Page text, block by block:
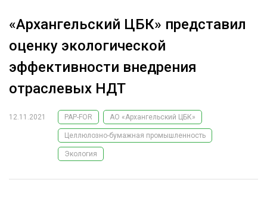
РЕКЛАМОДАТЕЛЯМ
ЛЕСНОЕ ХОЗЯЙСТВО
ЛЕСОЗАГОТОВКА
ОБРАБОТКА ДРЕВЕСИНЫ
ЦИФРОВАЯ СРЕДА
«Архангельский ЦБК» представил
оценку экологической
эффективности внедрения
отраслевых НДТ
12.11.2021 PAP-FOR АО «Архангельский ЦБК»
Целлюлозно-бумажная промышленность
Экология